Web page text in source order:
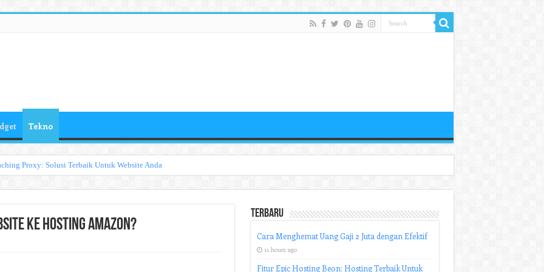
Tekno
Proxy: Solusi Terbaik Untuk Website Anda
ke Hosting Amazon?
Terbaru
Cara Menghemat Uang Gaji 2 Juta dengan Efektif
11 hours ago
Fitur Epic Hosting Beon: Hosting Terbaik Untuk